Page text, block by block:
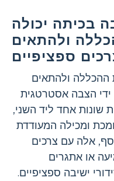
בכיתה יכולה
ולהתאים
ולהתאים
ידי הצבה אסטרטגית
שונות אחד ליד השני,
ומכילה המעודדת
אלה עם צרכים
או אתגרים
ישיבה ספציפיים.